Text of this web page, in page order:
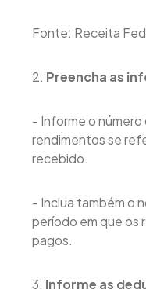
Fonte: Receita
2. Preencha as
- Informe o número
rendimentos se
recebido.
- Inclua também o
período em que os
pagos.
3. Informe as